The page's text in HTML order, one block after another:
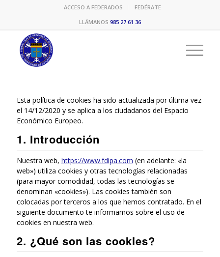
ACCESO A FEDERADOS
FEDÉRATE
LLÁMANOS 985 27 61 36
Esta política de cookies ha sido actualizada por última vez
el 14/12/2020 y se aplica a los ciudadanos del Espacio
Económico Europeo.
1. Introducción
Nuestra web, https://www.fdipa.com (en adelante: «la
web») utiliza cookies y otras tecnologías relacionadas
(para mayor comodidad, todas las tecnologías se
denominan «cookies»). Las cookies también son
colocadas por terceros a los que hemos contratado. En el
siguiente documento te informamos sobre el uso de
cookies en nuestra web.
2. ¿Qué son las cookies?